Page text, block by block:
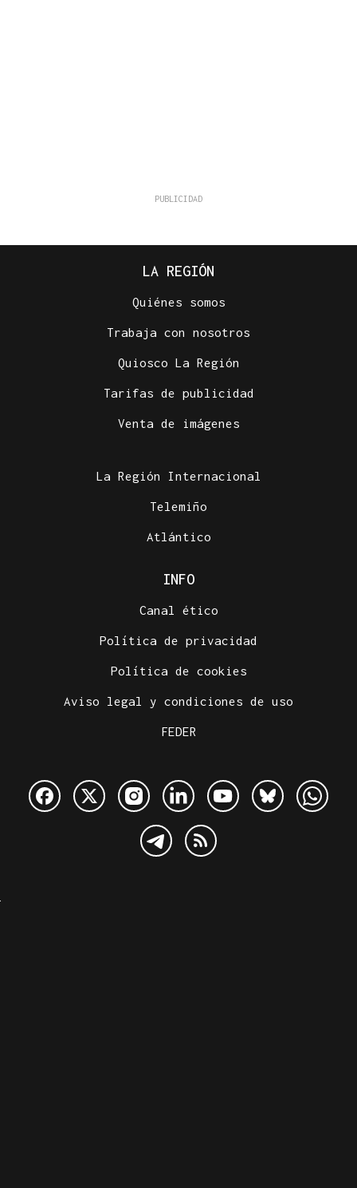
LA REGIÓN
Quiénes somos
Trabaja con nosotros
Quiosco La Región
Tarifas de publicidad
Venta de imágenes
La Región Internacional
Telemiño
Atlántico
INFO
Canal ético
Política de privacidad
Política de cookies
Aviso legal y condiciones de uso
FEDER